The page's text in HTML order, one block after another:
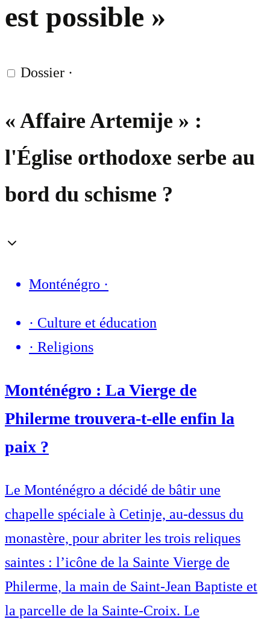
est possible »
Dossier ·
« Affaire Artemije » :
l'Église orthodoxe serbe au
bord du schisme ?
Monténégro ·
· Culture et éducation
· Religions
Monténégro : La Vierge de
Philerme trouvera-t-elle enfin la
paix ?
Le Monténégro a décidé de bâtir une
chapelle spéciale à Cetinje, au-dessus du
monastère, pour abriter les trois reliques
saintes : l’icône de la Sainte Vierge de
Philerme, la main de Saint-Jean Baptiste et
la parcelle de la Sainte-Croix. Le